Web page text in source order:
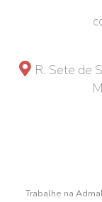
R. Sete de
Trabalhe na